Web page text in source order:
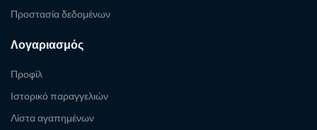
Προστασία δεδομένων
Λογαριασμός
Προφίλ
Ιστορικό παραγγελιών
Λίστα αγαπημένων